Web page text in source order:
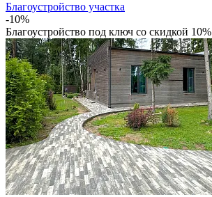
Благоустройство участка
-10%
Благоустройство под ключ со скидкой 10%